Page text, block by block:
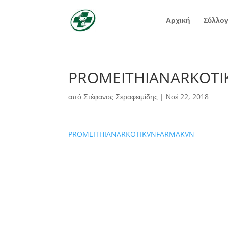
Αρχική
απόΣτέφανος Σεραφειμίδης | Νοέ 22, 2018
PROMEITHIANARKOTIKVNFARMAKVN